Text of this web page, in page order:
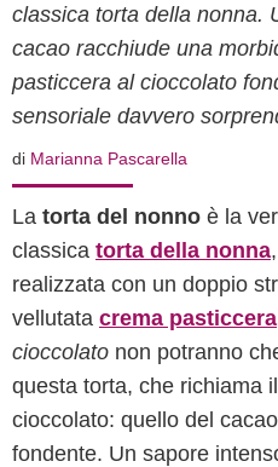
classica torta della nonna.
cacao racchiude una
pasticcera al cioccolato
sensoriale davvero
di Marianna Pascarella
La torta del nonno è la
classica torta della nonna
realizzata con un doppio
vellutata crema pasticcera
cioccolato non potranno
questa torta, che richiama
cioccolato: quello del
fondente. Un sapore